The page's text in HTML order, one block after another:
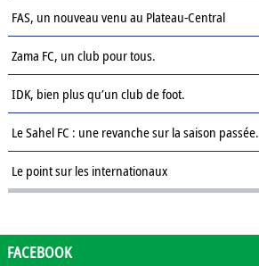
FAS, un nouveau venu au Plateau-Central
Zama FC, un club pour tous.
IDK, bien plus qu’un club de foot.
Le Sahel FC : une revanche sur la saison passée.
Le point sur les internationaux
Présentation des clubs de D3 : ASPC Tenkodogo
FACEBOOK